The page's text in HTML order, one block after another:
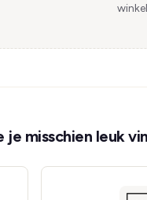
misschien leuk